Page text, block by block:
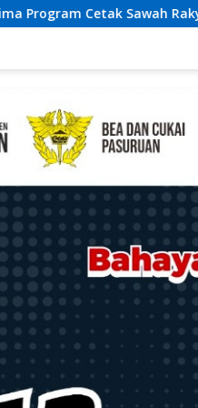
Klarifikasi Isu Hoax